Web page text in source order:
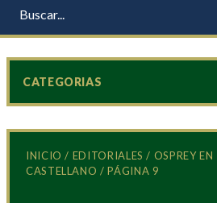
INICIO / EDITORIALES / OSPREY EN
CASTELLANO / PÁGINA 9
CATEGORIAS